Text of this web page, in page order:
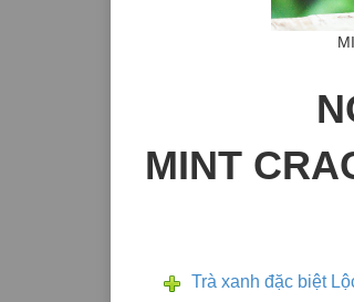
MINT
Trà xanh đặc biệt